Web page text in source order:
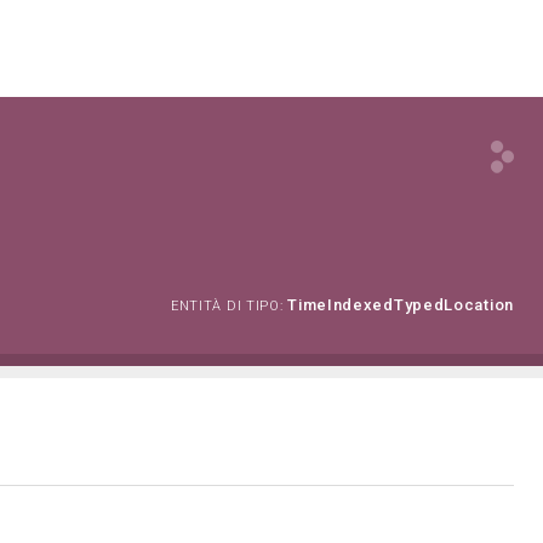
ENTITÀ DI TIPO: TimeIndexedTypedLocation